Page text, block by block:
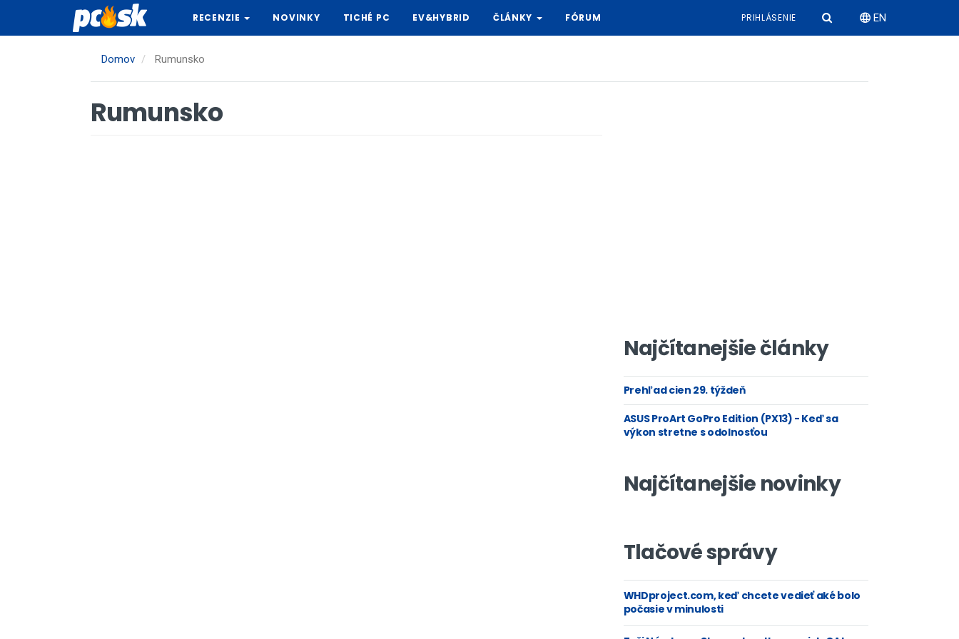
hlavný
RECENZIE NOVINKY TICHÉ PC EV&HYBRID ČLÁNKY FÓRUM PRIHLÁSENIE EN
Domov Rumunsko
Rumunsko
Najčítanejšie články
Prehľad cien 29. týždeň
ASUS ProArt GoPro Edition (PX13) - Keď sa
výkon stretne s odolnosťou
Najčítanejšie novinky
Tlačové správy
WHDproject.com, keď chcete vedieť aké bolo
počasie v minulosti